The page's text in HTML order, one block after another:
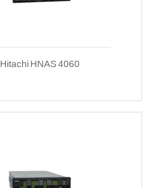
Hitachi HNAS 4060